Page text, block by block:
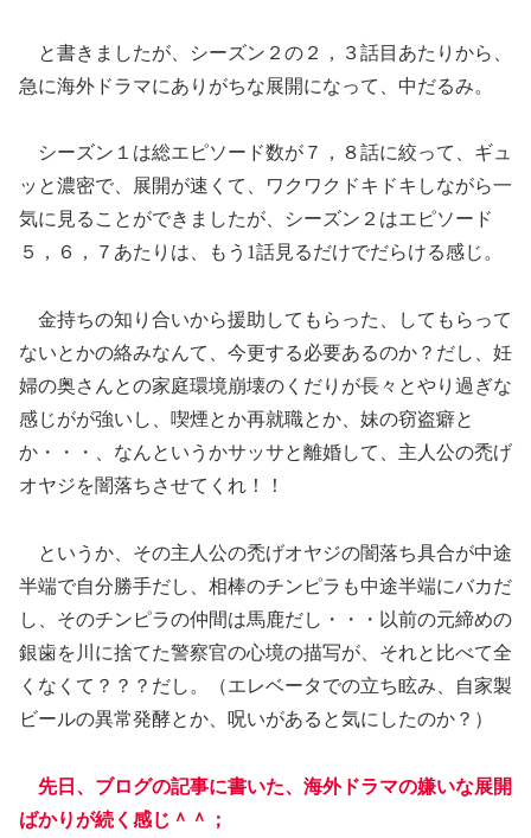
と書きましたが、シーズン２の２，３話目あたりから、
急に海外ドラマにありがちな展開になって、中だるみ。
シーズン１は総エピソード数が７，８話に絞って、ギュ
ッと濃密で、展開が速くて、ワクワクドキドキしながら一
気に見ることができましたが、シーズン２はエピソード
５，６，７あたりは、もう1話見るだけでだらける感じ。
金持ちの知り合いから援助してもらった、してもらって
ないとかの絡みなんて、今更する必要あるのか？だし、妊
婦の奥さんとの家庭環境崩壊のくだりが長々とやり過ぎな
感じがが強いし、喫煙とか再就職とか、妹の窃盗癖と
か・・・、なんというかサッサと離婚して、主人公の禿げ
オヤジを闇落ちさせてくれ！！
というか、その主人公の禿げオヤジの闇落ち具合が中途
半端で自分勝手だし、相棒のチンピラも中途半端にバカだ
し、そのチンピラの仲間は馬鹿だし・・・以前の元締めの
銀歯を川に捨てた警察官の心境の描写が、それと比べて全
くなくて？？？だし。（エレベータでの立ち眩み、自家製
ビールの異常発酵とか、呪いがあると気にしたのか？）
先日、ブログの記事に書いた、海外ドラマの嫌いな展開
ばかりが続く感じ＾＾；